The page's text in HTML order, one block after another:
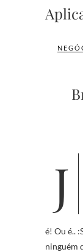
Justiça determina bloqueio do
é! Ou é..
ninguém